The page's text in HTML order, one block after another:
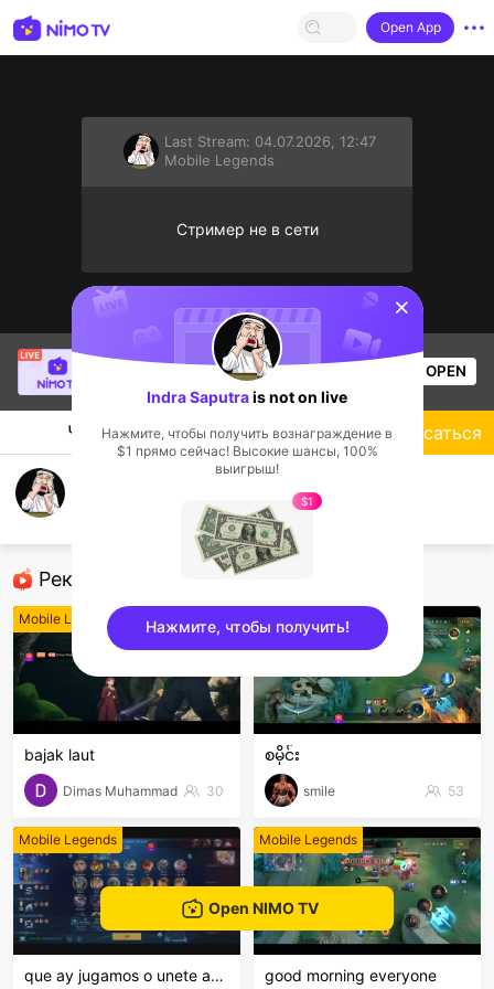
Open App
Last Stream: 04.07.2026, 12:47
Mobile Legends
Стример не в сети
Christine Eunmin is live!
52 Views OPEN
Чат Стример
push rank and down rank
Рекомендованные стримеры
Mobile Legends
bajak laut
Dimas Muhammad 30
Mobile Legends
စမိုင်း
smile 53
Mobile Legends
que ay jugamos o unete ami clan
Mobile Legends
good morning everyone
Подписаться
Open NIMO TV
sentinelStart
Indra Saputrais not on live
Нажмите, чтобы получить вознаграждение в
$1 прямо сейчас! Высокие шансы, 100%
выигрыш!
$1
Нажмите, чтобы получить!
sentinelEnd